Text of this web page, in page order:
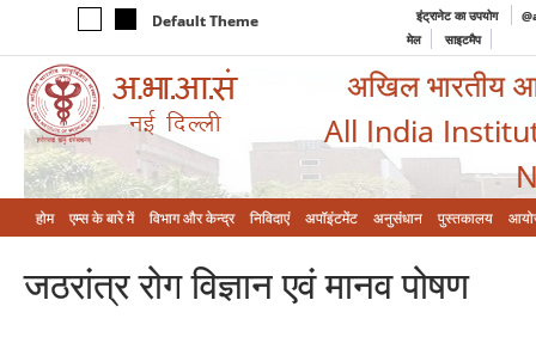
Default Theme इंट्रानेट का उपयोग
मेल
साइटमैप
अखिल भारतीय
All India
होम एम्‍स के बारे में विभाग और केन्‍द्र निविदाएं अपॉइंटमेंट अनुसंधान पुस्तकालय
जठरांत्र रोग विज्ञान एवं मानव पोषण